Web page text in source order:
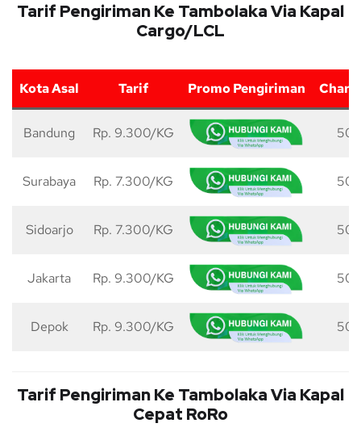
Tarif Pengiriman Ke Tambolaka Via Kapal
Cargo/LCL
Kota Asal Tarif Promo Pengiriman
Bandung Rp. 9.300/KG 50
Surabaya Rp. 7.300/KG 50
Sidoarjo Rp. 7.300/KG 50
Jakarta Rp. 9.300/KG 50
Depok Rp. 9.300/KG 50
Tarif Pengiriman Ke Tambolaka Via Kapal
Cepat RoRo